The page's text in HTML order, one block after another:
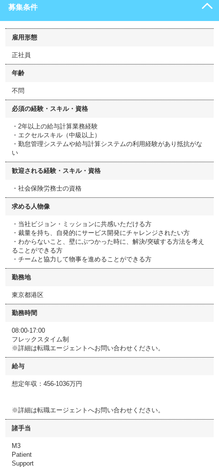
募集条件
雇用形態
正社員
年齢
不問
必須の経験・スキル・資格
・2年以上の給与計算業務経験
・エクセルスキル（中級以上）
・勤怠管理システムや給与計算システムの利用経験があり抵抗がな
い
歓迎される経験・スキル・資格
・社会保険労務士の資格
求める人物像
・当社ビジョン・ミッションに共感いただける方
・裁量を持ち、自発的にサービス開発にチャレンジされたい方
・わからないこと、壁にぶつかった時に、解決/突破する方法を考え
ることができる方
・チームと協力して物事を進めることができる方
勤務地
東京都港区
勤務時間
08:00-17:00
フレックスタイム制
※詳細は転職エージェントへお問い合わせください。
給与
想定年収：456-1036万円
※詳細は転職エージェントへお問い合わせください。
諸手当
M3
Patient
Support